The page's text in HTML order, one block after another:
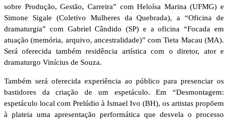
sobre Produção, Gestão, Carreira” com Heloísa Marina (UFMG) e
Simone Sigale (Coletivo Mulheres da Quebrada), a “Oficina de
dramaturgia” com Gabriel Cândido (SP) e a oficina “Focada em
atuação (memória, arquivo, ancestralidade)” com Tieta Macau (MA).
Será oferecida também residência artística com o diretor, ator e
dramaturgo Vinícius de Souza.
Também será oferecida experiência ao público para presenciar os
bastidores da criação de um espetáculo. Em “Desmontagem:
espetáculo local com Prelúdio à Ismael Ivo (BH), os artistas propõem
à plateia uma apresentação performática que desvela o processo